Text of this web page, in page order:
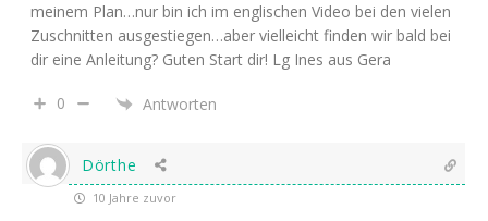
meinem Plan…nur bin ich im englischen Video bei den vielen
Zuschnitten ausgestiegen…aber vielleicht finden wir bald bei
dir eine Anleitung? Guten Start dir! Lg Ines aus Gera
0 Antworten
Dörthe
10 Jahre zuvor